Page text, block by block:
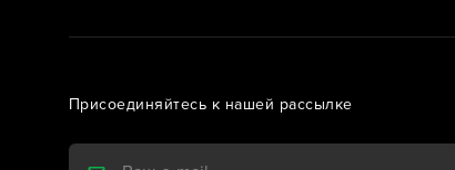
Присоединяйтесь к нашей рассылке